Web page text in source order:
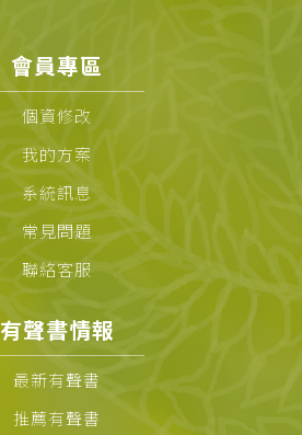
會員專區
個資修改
我的方案
系統訊息
常見問題
聯絡客服
有聲書情報
最新有聲書
推薦有聲書